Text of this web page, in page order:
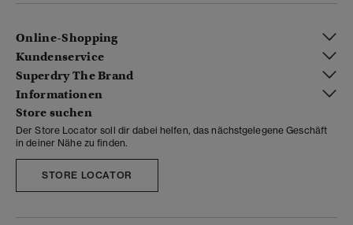
Online-Shopping
Kundenservice
Superdry The Brand
Informationen
Store suchen
Der Store Locator soll dir dabei helfen, das nächstgelegene Geschäft
in deiner Nähe zu finden.
STORE LOCATOR